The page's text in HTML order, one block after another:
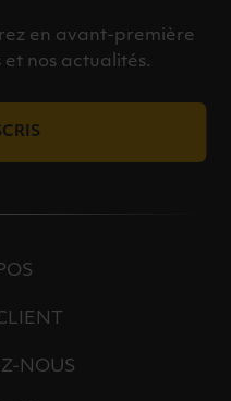
en avant-première
et nos actualités.
NOUS